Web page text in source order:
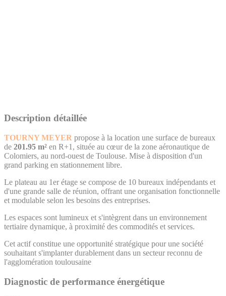
Description détaillée
TOURNY MEYER propose à la location une surface de bureaux
de 201.95 m² en R+1, située au cœur de la zone aéronautique de
Colomiers, au nord-ouest de Toulouse. Mise à disposition d'un
grand parking en stationnement libre.
Le plateau au 1er étage se compose de 10 bureaux indépendants et
d'une grande salle de réunion, offrant une organisation fonctionnelle
et modulable selon les besoins des entreprises.
Les espaces sont lumineux et s'intègrent dans un environnement
tertiaire dynamique, à proximité des commodités et services.
Cet actif constitue une opportunité stratégique pour une société
souhaitant s'implanter durablement dans un secteur reconnu de
l'agglomération toulousaine
Diagnostic de performance énergétique